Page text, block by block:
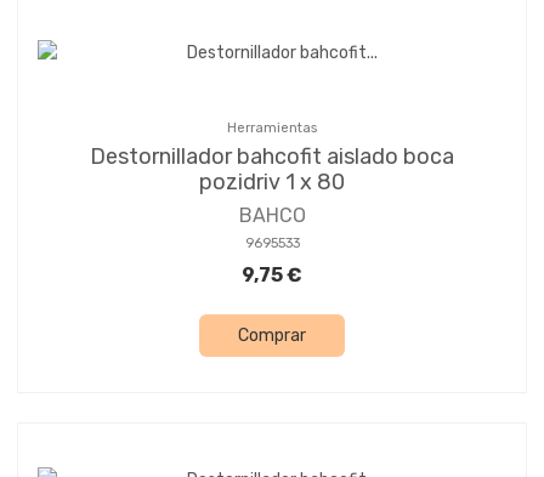
Herramientas
Destornillador bahcofit aislado boca
pozidriv 1 x 80
BAHCO
9695533
9,75 €
Comprar